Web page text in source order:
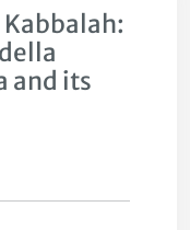
and its